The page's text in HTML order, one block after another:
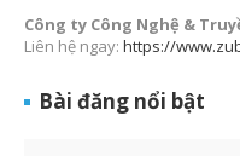
Công ty Công Nghệ &
Liên hệ ngay: https://
Bài đăng nổi bật